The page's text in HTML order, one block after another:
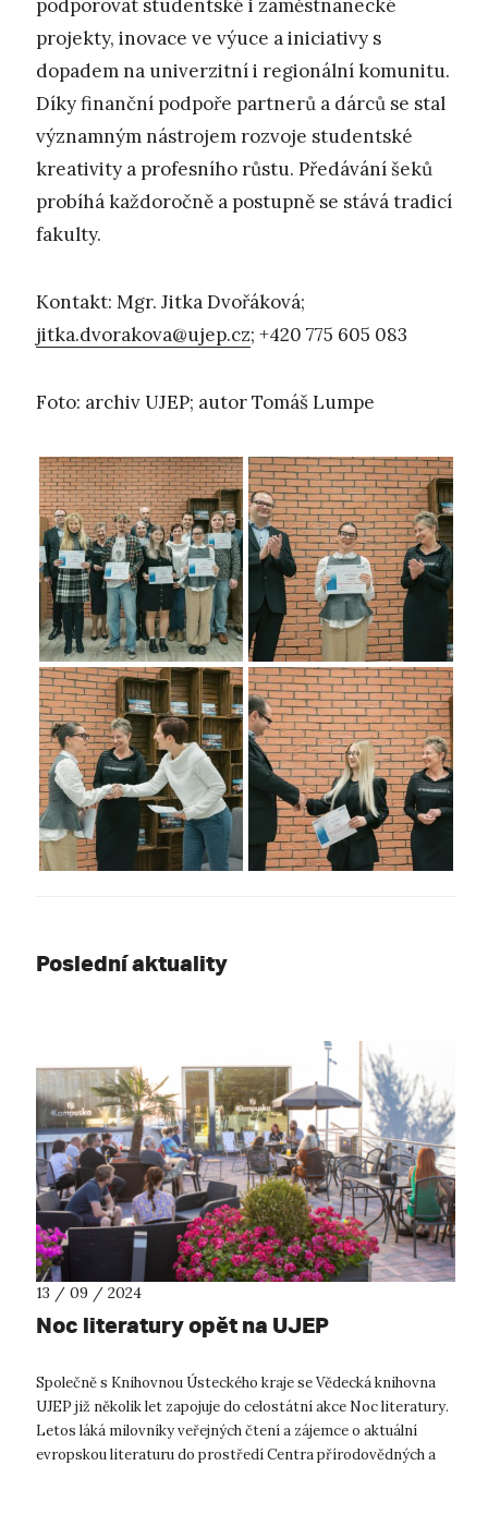
podporovat studentské i zaměstnanecké
projekty, inovace ve výuce a iniciativy s
dopadem na univerzitní i regionální komunitu.
Díky finanční podpoře partnerů a dárců se stal
významným nástrojem rozvoje studentské
kreativity a profesního růstu. Předávání šeků
probíhá každoročně a postupně se stává tradicí
fakulty.
Kontakt: Mgr. Jitka Dvořáková;
jitka.dvorakova@ujep.cz; +420 775 605 083
Foto: archiv UJEP; autor Tomáš Lumpe
Poslední aktuality
13 / 09 / 2024
Noc literatury opět na UJEP
Společně s Knihovnou Ústeckého kraje se Vědecká knihovna
UJEP již několik let zapojuje do celostátní akce Noc literatury.
Letos láká milovníky veřejných čtení a zájemce o aktuální
evropskou literaturu do prostředí Centra přírodovědných a